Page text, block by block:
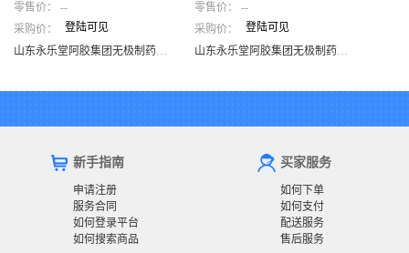
阿胶(张存仁堂铁盒)
山东永乐堂阿胶集团无极制药有限公司
零售价：
--
采购价：
登陆可见
山东永乐堂阿胶集团无极制药有限公司
永乐康宁 阿胶(铁盒)
山东永乐堂阿胶集团无极制药有限公司
零售价：
--
采购价：
登陆可见
山东永乐堂阿胶集团无极制药有限公司
新手指南
申请注册
服务合同
如何登录平台
如何搜索商品
买家服务
如何下单
如何支付
配送服务
售后服务